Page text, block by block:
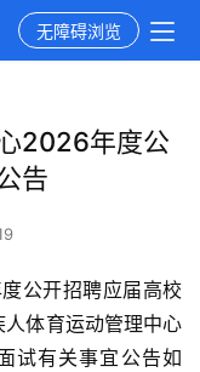
无障碍浏览
2026年度公
告
公开招聘应届高校
体育运动管理中心
试有关事宜公告如